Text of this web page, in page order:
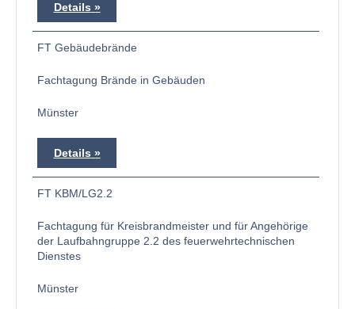
Details
FT Gebäudebrände
Fachtagung Brände in Gebäuden
Münster
Details
FT KBM/LG2.2
Fachtagung für Kreisbrandmeister und für Angehörige
der Laufbahngruppe 2.2 des feuerwehrtechnischen
Dienstes
Münster